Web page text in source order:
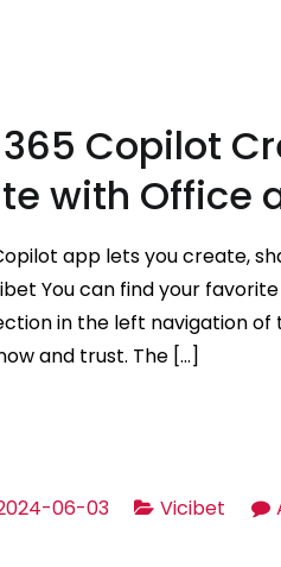
Copilot
with Office
app lets you create,
You can find your
in the left navigation of
and trust. The […]
06-03 Vicibet